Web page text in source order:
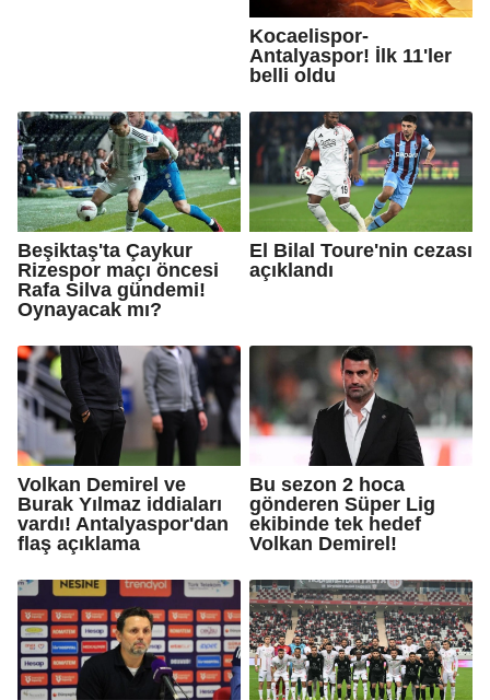
Kocaelispor-
Antalyaspor! İlk 11'ler
belli oldu
Beşiktaş'ta Çaykur
Rizespor maçı öncesi
Rafa Silva gündemi!
Oynayacak mı?
El Bilal Toure'nin cezası
açıklandı
Volkan Demirel ve
Burak Yılmaz iddiaları
vardı! Antalyaspor'dan
flaş açıklama
Bu sezon 2 hoca
gönderen Süper Lig
ekibinde tek hedef
Volkan Demirel!